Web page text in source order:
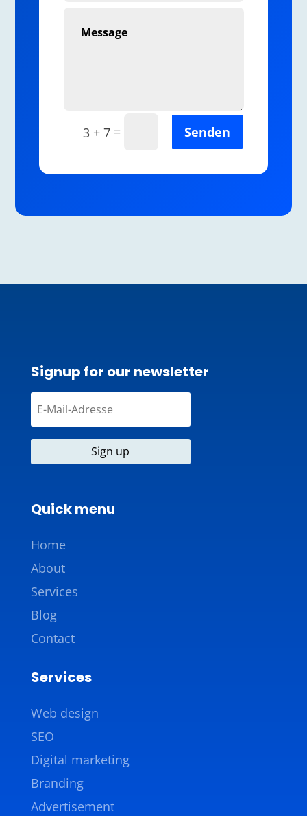
3 + 7= Senden
Signup for our newsletter
Sign up
Quick menu
Home
About
Services
Blog
Contact
Services
Web design
SEO
Digital marketing
Branding
Advertisement